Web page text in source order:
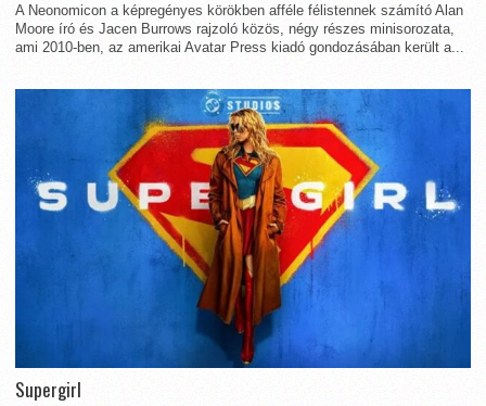
A Neonomicon a képregényes körökben afféle félistennek számító Alan
Moore író és Jacen Burrows rajzoló közös, négy részes minisorozata,
ami 2010-ben, az amerikai Avatar Press kiadó gondozásában került a...
Supergirl